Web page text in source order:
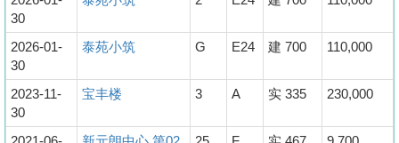
30
2026-01-
30
泰苑小筑 G E24 建 700 110,000
2023-11-
30
宝丰楼 3 A 实 335 230,000